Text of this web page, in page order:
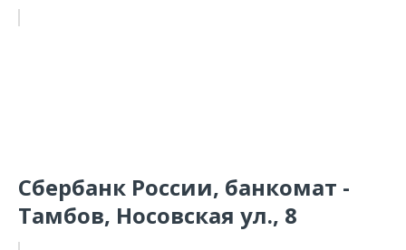
Сбербанк России, банкомат -
Тамбов, Носовская ул., 8